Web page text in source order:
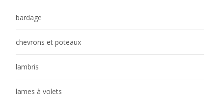
bardage
chevrons et poteaux
lambris
lames à volets